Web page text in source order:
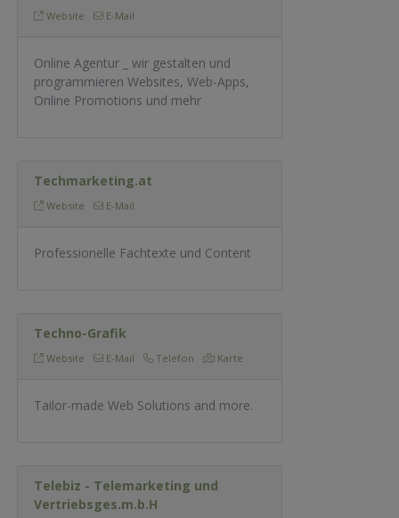
Website E-Mail
Online Agentur _ wir gestalten und
programmieren Websites, Web-Apps,
Online Promotions und mehr
Techmarketing.at
Website E-Mail
Professionelle Fachtexte und Content
Techno-Grafik
Website E-Mail Telefon Karte
Tailor-made Web Solutions and more.
Telebiz - Telemarketing und
Vertriebsges.m.b.H